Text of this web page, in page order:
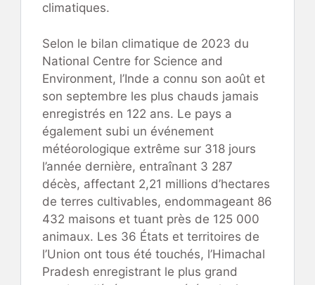
climatiques.
Selon le bilan climatique de 2023 du
National Centre for Science and
Environment, l’Inde a connu son août et
son septembre les plus chauds jamais
enregistrés en 122 ans. Le pays a
également subi un événement
météorologique extrême sur 318 jours
l’année dernière, entraînant 3 287
décès, affectant 2,21 millions d’hectares
de terres cultivables, endommageant 86
432 maisons et tuant près de 125 000
animaux. Les 36 États et territoires de
l’Union ont tous été touchés, l’Himachal
Pradesh enregistrant le plus grand